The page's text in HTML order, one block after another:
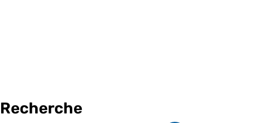
Recherche